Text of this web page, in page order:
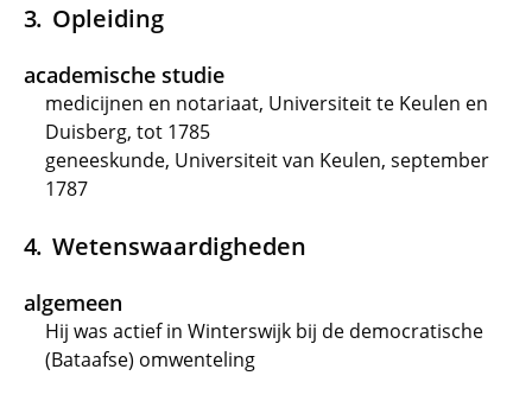
Opleiding
academische studie
medicijnen en notariaat, Universiteit te Keulen en
Duisberg, tot 1785
geneeskunde, Universiteit van Keulen, september
1787
Wetenswaardigheden
algemeen
Hij was actief in Winterswijk bij de democratische
(Bataafse) omwenteling